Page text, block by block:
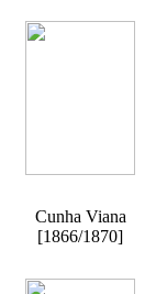
Cunha Viana
[1866/1870]